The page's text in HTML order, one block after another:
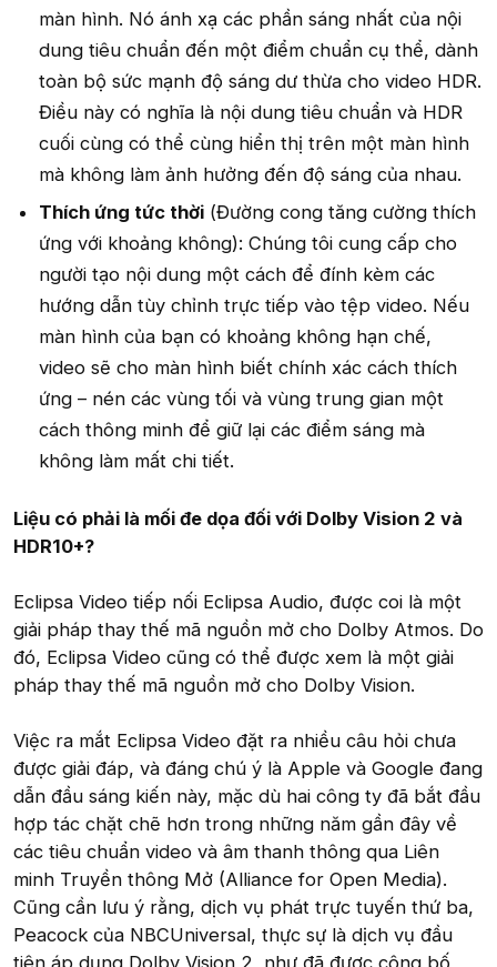
màn hình. Nó ánh xạ các phần sáng nhất của nội
dung tiêu chuẩn đến một điểm chuẩn cụ thể, dành
toàn bộ sức mạnh độ sáng dư thừa cho video HDR.
Điều này có nghĩa là nội dung tiêu chuẩn và HDR
cuối cùng có thể cùng hiển thị trên một màn hình
mà không làm ảnh hưởng đến độ sáng của nhau.
Thích ứng tức thời (Đường cong tăng cường thích
ứng với khoảng không): Chúng tôi cung cấp cho
người tạo nội dung một cách để đính kèm các
hướng dẫn tùy chỉnh trực tiếp vào tệp video. Nếu
màn hình của bạn có khoảng không hạn chế,
video sẽ cho màn hình biết chính xác cách thích
ứng – nén các vùng tối và vùng trung gian một
cách thông minh để giữ lại các điểm sáng mà
không làm mất chi tiết.
Liệu có phải là mối đe dọa đối với Dolby Vision 2 và
HDR10+?
Eclipsa Video tiếp nối Eclipsa Audio, được coi là một
giải pháp thay thế mã nguồn mở cho Dolby Atmos. Do
đó, Eclipsa Video cũng có thể được xem là một giải
pháp thay thế mã nguồn mở cho Dolby Vision.
Việc ra mắt Eclipsa Video đặt ra nhiều câu hỏi chưa
được giải đáp, và đáng chú ý là Apple và Google đang
dẫn đầu sáng kiến này, mặc dù hai công ty đã bắt đầu
hợp tác chặt chẽ hơn trong những năm gần đây về
các tiêu chuẩn video và âm thanh thông qua Liên
minh Truyền thông Mở (Alliance for Open Media).
Cũng cần lưu ý rằng, dịch vụ phát trực tuyến thứ ba,
Peacock của NBCUniversal, thực sự là dịch vụ đầu
tiên áp dụng Dolby Vision 2, như đã được công bố